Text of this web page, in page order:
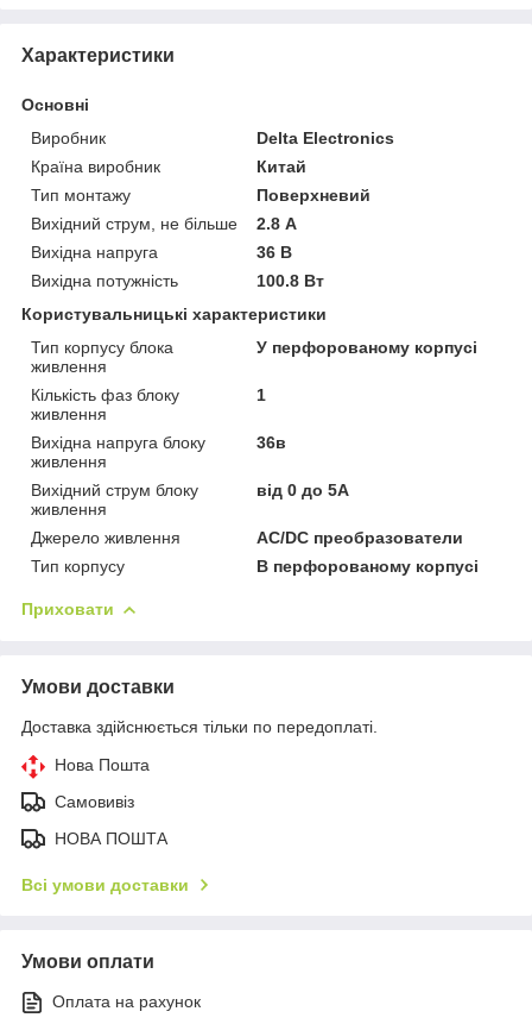
Характеристики
Основні
Виробник
Delta Electronics
Країна виробник
Китай
Тип монтажу
Поверхневий
Вихідний струм, не більше
2.8 А
Вихідна напруга
36 В
Вихідна потужність
100.8 Вт
Користувальницькі характеристики
Тип корпусу блока
живлення
У перфорованому корпусі
Кількість фаз блоку
живлення
1
Вихідна напруга блоку
живлення
36в
Вихідний струм блоку
живлення
від 0 до 5А
Джерело живлення
AC/DC преобразователи
Тип корпусу
В перфорованому корпусі
Приховати
Умови доставки
Доставка здійснюється тільки по передоплаті.
Нова Пошта
Самовивіз
НОВА ПОШТА
Всі умови доставки
Умови оплати
Оплата на рахунок